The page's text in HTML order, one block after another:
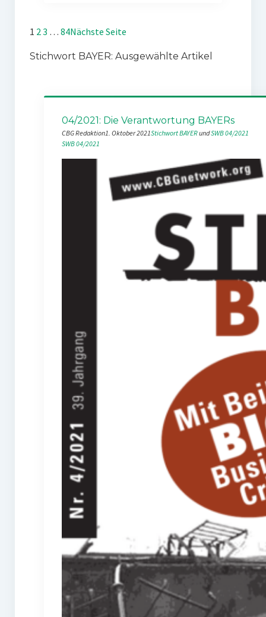
1 23 … 84Nächste Seite
Stichwort BAYER: Ausgewählte Artikel
04/2021: Die Verantwortung BAYERs
CBG Redaktion1. Oktober 2021Stichwort BAYER und SWB 04/2021
SWB 04/2021